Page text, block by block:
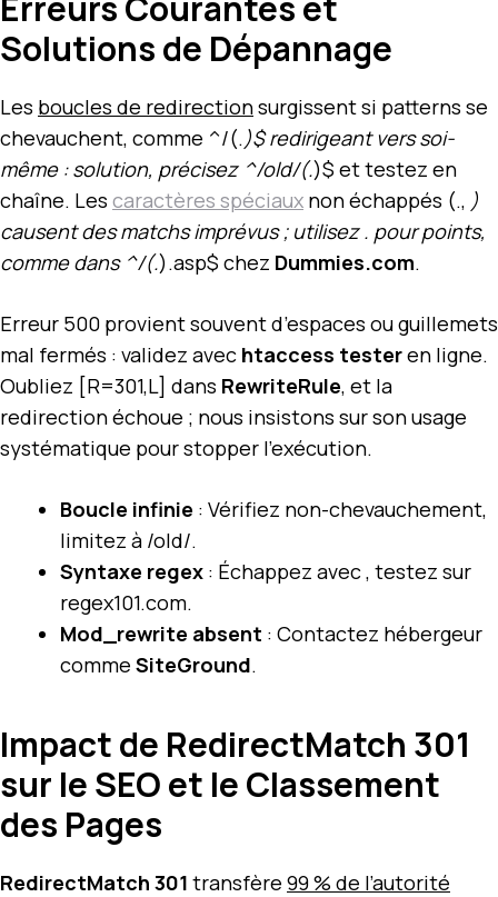
Solutions de Dépannage
Les boucles de redirectionsurgissent si patterns se
chevauchent, comme ^/(.)$ redirigeant vers soi-
même : solution, précisez ^/old/(.)$ et testez en
chaîne. Les caractères spéciaux non échappés (., )
causent des matchs imprévus ; utilisez . pour points,
comme dans ^/(.).asp$ chez Dummies.com.
Erreur 500 provient souvent d’espaces ou guillemets
mal fermés : validez avec htaccess testeren ligne.
Oubliez [R=301,L] dans RewriteRule, et la
redirection échoue ; nous insistons sur son usage
systématique pour stopper l’exécution.
Boucle infinie : Vérifiez non-chevauchement,
limitez à /old/.
Syntaxe regex : Échappez avec , testez sur
regex101.com.
Mod_rewrite absent : Contactez hébergeur
comme SiteGround.
Impact de RedirectMatch 301
sur le SEO et le Classement
des Pages
RedirectMatch 301 transfère 99 % de l’autorité